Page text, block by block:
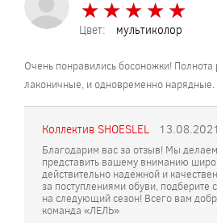
★ ★ ★ ★ ★
★ ★ ★ ★ ★
Цвет: мультиколор
Очень понравились босоножки! Полнота
лаконичные, и одновременно нарядные.
Коллектив SHOESLEL 13.08.2021
Благодарим вас за отзыв! Мы
представить вашему вниманию
действительно надежной и
за поступлениями обуви,
на следующий сезон! Всего вам
команда «ЛЕЛЬ»